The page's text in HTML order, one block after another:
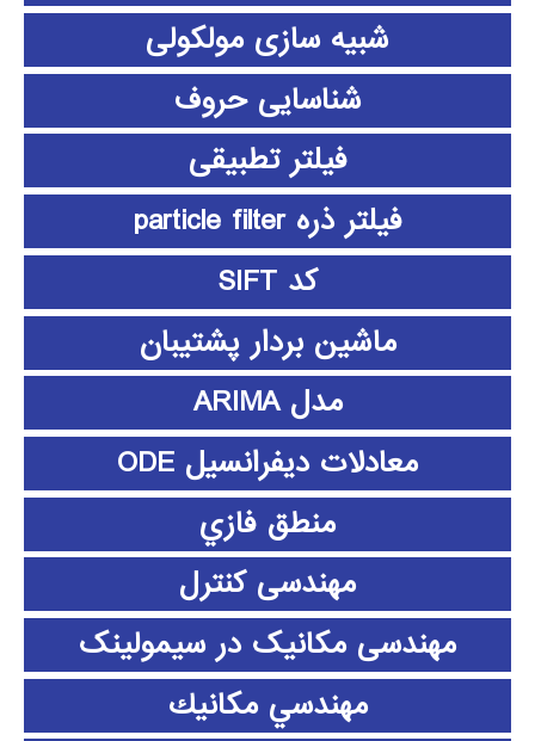
شبیه سازی مولکولی
شناسایی حروف
فیلتر تطبیقی
فیلتر ذره particle filter
کد SIFT
ماشین بردار پشتیبان
مدل ARIMA
معادلات دیفرانسیل ODE
منطق فازي
مهندسی کنترل
مهندسی مکانیک در سیمولینک
مهندسي مكانيك